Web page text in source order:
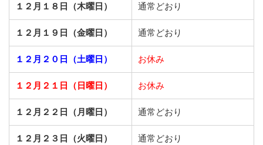
１２月１８日（木曜日） 通常どおり
１２月１９日（金曜日） 通常どおり
１２月２０日（土曜日） お休み
１２月２１日（日曜日） お休み
１２月２２日（月曜日） 通常どおり
１２月２３日（火曜日） 通常どおり